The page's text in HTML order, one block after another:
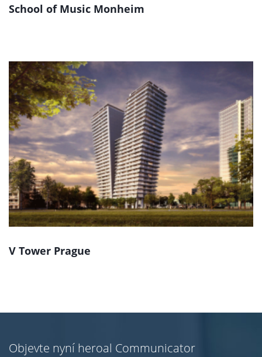
School of Music Monheim
V Tower Prague
Objevte nyní heroal Communicator